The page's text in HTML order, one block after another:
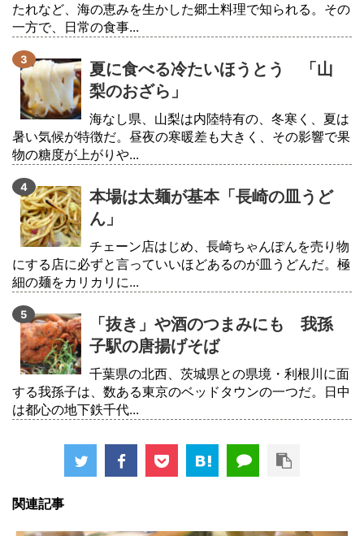
たれなど、海の恵みを生かした郷土料理で知られる。その
一方で、日常の食事...
夏に食べる冷たいほうとう 「山
梨のおざら」
海なし県、山梨は内陸特有の、冬寒く、夏は
暑い気候が特徴だ。昼夜の寒暖差も大きく、その影響で果
物の糖度が上がりや...
本場は太麺が基本「長崎の皿うど
ん」
チェーン店はじめ、長崎ちゃんぽんを売り物
にする店に必ずと言っていいほどあるのが皿うどんだ。極
細の麺をカリカリに...
「抜き」や酒のつまみにも 我孫
子駅の唐揚げそば
千葉県の北西、茨城県との県境・利根川に面
する我孫子は、数ある東京のベッドタウンの一つだ。日中
は都心の地下鉄千代...
関連記事